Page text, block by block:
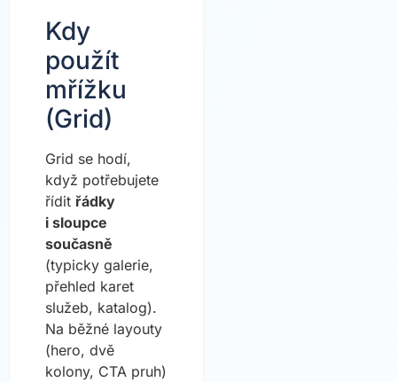
Kdy
použít
mřížku
(Grid)
Grid se hodí,
když potřebujete
řídit řádky
i sloupce
současně
(typicky galerie,
přehled karet
služeb, katalog).
Na běžné layouty
(hero, dvě
kolony, CTA pruh)